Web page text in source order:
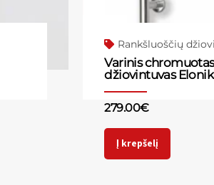
Rankšluoščių
Varinis
džiovintuvas
279.00€
Į krepšelį